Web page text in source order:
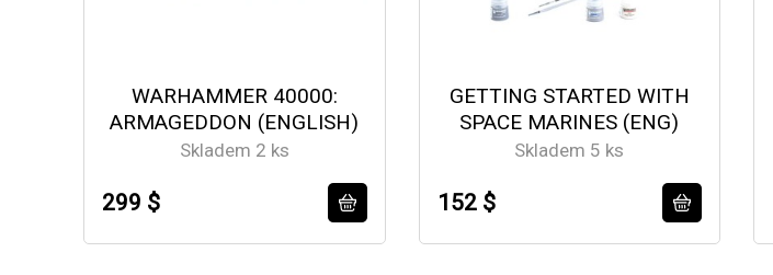
WARHAMMER 40000:
ARMAGEDDON (ENGLISH)
Skladem 2 ks
299 $
GETTING STARTED WITH
SPACE MARINES (ENG)
Skladem 5 ks
152 $